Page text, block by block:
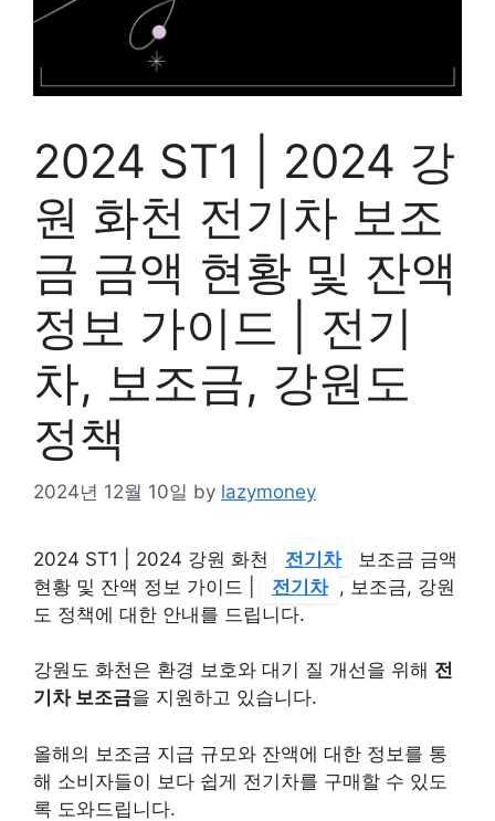
2024 ST1 | 2024 강
원 화천 전기차 보조
금 금액 현황 및 잔액
정보 가이드 | 전기
차, 보조금, 강원도
정책
2024년 12월 10일 by lazymoney
2024 ST1 | 2024 강원 화천 전기차
보조금 금액
현황 및 잔액 정보 가이드 |
전기차 , 보조금, 강원
도 정책에 대한 안내를 드립니다.
강원도 화천은 환경 보호와 대기 질 개선을 위해 전
기차 보조금을 지원하고 있습니다.
올해의 보조금 지급 규모와 잔액에 대한 정보를 통
해 소비자들이 보다 쉽게 전기차를 구매할 수 있도
록 도와드립니다.